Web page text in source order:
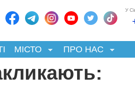
У
МІСТО ПРО НАС